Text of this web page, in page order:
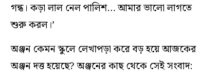
গন্ধ। কড়া লাল নেল পালিশ… আমার ভালো লাগতে
শুরু করল।’
অঞ্জন কেমন স্কুলে লেখাপড়া করে বড় হয়ে আজকের
অঞ্জন দত্ত হয়েছে? অঞ্জনের কাছ থেকে সেই সংবাদ: